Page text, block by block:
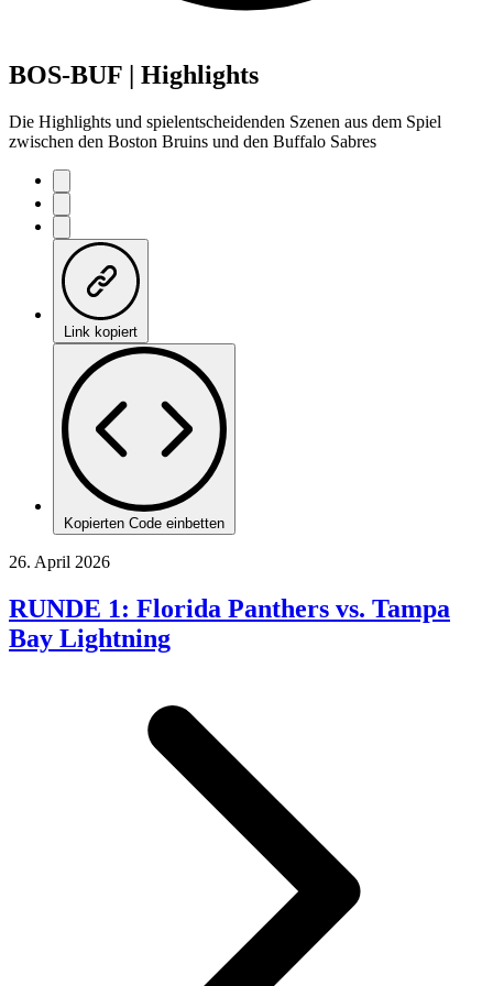
BOS-BUF | Highlights
Die Highlights und spielentscheidenden Szenen aus dem Spiel
zwischen den Boston Bruins und den Buffalo Sabres
Link kopiert
Kopierten Code einbetten
26. April 2026
RUNDE 1: Florida Panthers vs. Tampa
Bay Lightning